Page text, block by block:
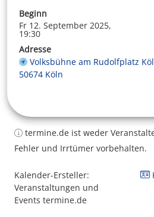
Beginn
Fr 12. September 2025,
19:30
Adresse
Volksbühne am Rudolfplatz
50674 Köln
termine.de ist weder
Fehler und Irrtümer vorbehalten.
Kalender-Ersteller:
Veranstaltungen und
Events termine.de